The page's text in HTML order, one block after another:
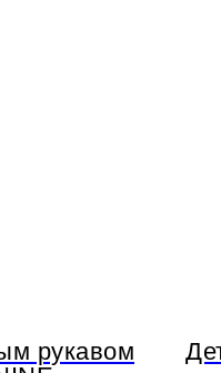
рукавом